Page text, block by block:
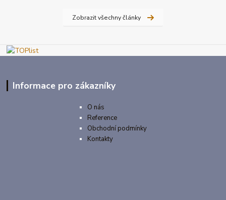
Zobrazit všechny články
Informace pro zákazníky
O nás
Reference
Obchodní podmínky
Kontakty